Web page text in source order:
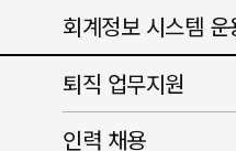
회계정보 시스템 운
퇴직 업무지원
인력 채용